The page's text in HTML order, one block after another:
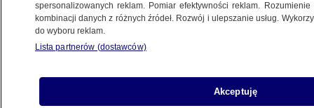
Udostępnij
spersonalizowanych reklam. Pomiar efektywności reklam.
kombinacji danych z różnych źródeł. Rozwój i ulepszanie usług.
do wyboru reklam.
Lista partnerów (dostawców)
Akceptuję